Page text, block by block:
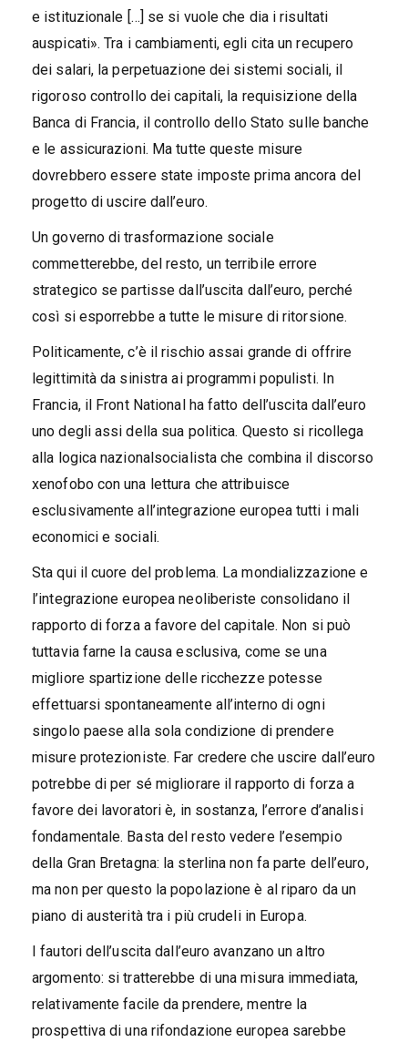
e istituzionale […] se si vuole che dia i risultati
auspicati». Tra i cambiamenti, egli cita un recupero
dei salari, la perpetuazione dei sistemi sociali, il
rigoroso controllo dei capitali, la requisizione della
Banca di Francia, il controllo dello Stato sulle banche
e le assicurazioni. Ma tutte queste misure
dovrebbero essere state imposte prima ancora del
progetto di uscire dall’euro.
Un governo di trasformazione sociale
commetterebbe, del resto, un terribile errore
strategico se partisse dall’uscita dall’euro, perché
così si esporrebbe a tutte le misure di ritorsione.
Politicamente, c’è il rischio assai grande di offrire
legittimità da sinistra ai programmi populisti. In
Francia, il Front National ha fatto dell’uscita dall’euro
uno degli assi della sua politica. Questo si ricollega
alla logica nazionalsocialista che combina il discorso
xenofobo con una lettura che attribuisce
esclusivamente all’integrazione europea tutti i mali
economici e sociali.
Sta qui il cuore del problema. La mondializzazione e
l’integrazione europea neoliberiste consolidano il
rapporto di forza a favore del capitale. Non si può
tuttavia farne la causa esclusiva, come se una
migliore spartizione delle ricchezze potesse
effettuarsi spontaneamente all’interno di ogni
singolo paese alla sola condizione di prendere
misure protezioniste. Far credere che uscire dall’euro
potrebbe di per sé migliorare il rapporto di forza a
favore dei lavoratori è, in sostanza, l’errore d’analisi
fondamentale. Basta del resto vedere l’esempio
della Gran Bretagna: la sterlina non fa parte dell’euro,
ma non per questo la popolazione è al riparo da un
piano di austerità tra i più crudeli in Europa.
I fautori dell’uscita dall’euro avanzano un altro
argomento: si tratterebbe di una misura immediata,
relativamente facile da prendere, mentre la
prospettiva di una rifondazione europea sarebbe